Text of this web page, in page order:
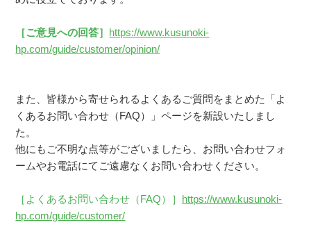
［ご意見への回答］ https://www.kusunoki-
hp.com/guide/customer/opinion/
また、皆様から寄せられるよくあるご質問をまとめた「よ
くあるお問い合わせ（FAQ）」ページを新設いたしまし
た。
他にもご不明な点等がございましたら、お問い合わせフォ
ームやお電話にてご遠慮なくお問い合わせください。
［よくあるお問い合わせ（FAQ）］ https://www.kusunoki-
hp.com/guide/customer/